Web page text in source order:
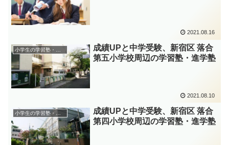
2021.08.16
小学生の学習塾・進学塾
成績UPと中学受験、新宿区 落合
第五小学校周辺の学習塾・進学塾
2021.08.10
成績UPと中学受験、新宿区 落合
第四小学校周辺の学習塾・進学塾